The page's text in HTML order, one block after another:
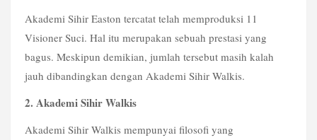
Akademi Sihir Easton tercatat telah memproduksi 11
Visioner Suci. Hal itu merupakan sebuah prestasi yang
bagus. Meskipun demikian, jumlah tersebut masih kalah
jauh dibandingkan dengan Akademi Sihir Walkis.
2. Akademi Sihir Walkis
Akademi Sihir Walkis mempunyai filosofi yang